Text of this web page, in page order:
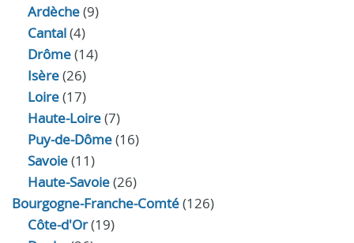
Ardèche(9)
Cantal(4)
Drôme(14)
Isère(26)
Loire(17)
Haute-Loire(7)
Puy-de-Dôme(16)
Savoie(11)
Haute-Savoie(26)
Bourgogne-Franche-Comté(126)
Côte-d'Or(19)